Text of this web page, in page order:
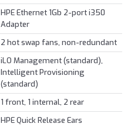
HPE Ethernet 1Gb 2-port i350
Adapter
2 hot swap fans, non-redundant
iLO Management (standard),
Intelligent Provisioning
(standard)
1 front, 1 internal, 2 rear
HPE Quick Release Ears